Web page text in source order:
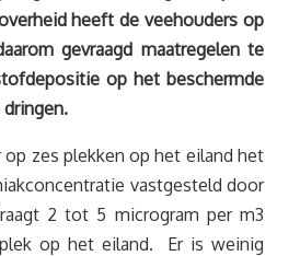
heeft de veehouders op
gevraagd maatregelen te
op het beschermde
op zes plekken op het eiland het
vastgesteld door
2 tot 5 microgram per m3
op het eiland. Er is weinig